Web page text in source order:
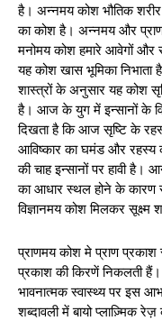
है। अन्नमय कोश भौतिक
का कोश है। अन्नमय और
मनोमय कोश हमारे आवेगों और
यह कोश खास भूमिका निभाता
शास्त्रों के अनुसार यह कोश
है। आज के युग में इन्सानों के
दिखता है कि आज सृष्टि के
आविष्कार का घमंड और
की चाह इन्सानों पर हावी
का आधार स्थल होने के कारण
विज्ञानमय कोश मिलकर सूक्ष्म
प्राणमय कोश मे प्राण
प्रकाश की किरणें निकलती
भावनात्मक स्वास्थ्य पर इस
शब्दावली में बायो प्लाज़्मिक